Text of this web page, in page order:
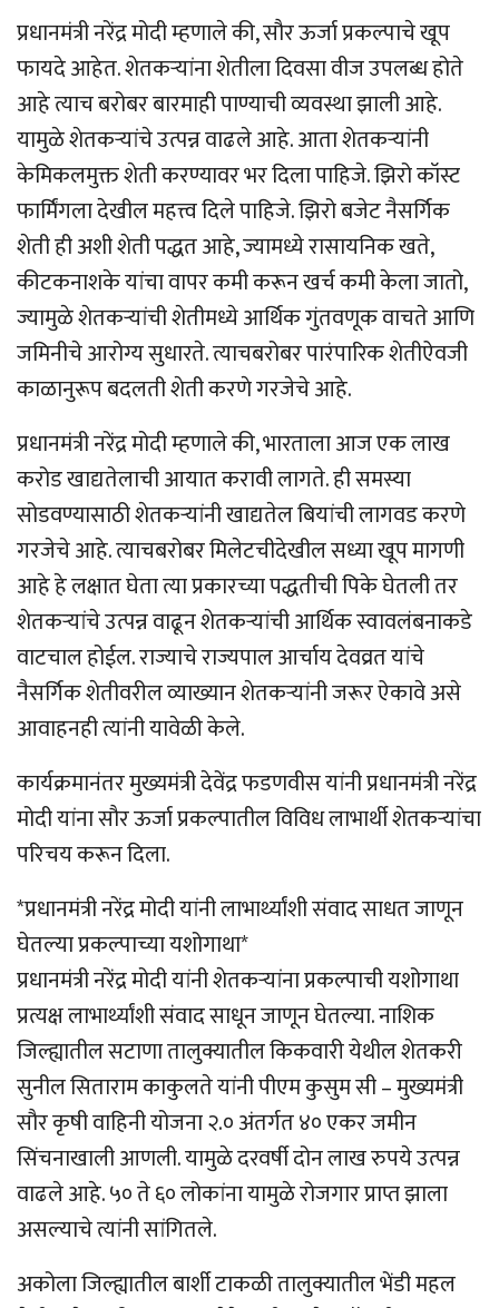
प्रधानमंत्री नरेंद्र मोदी म्हणाले की, सौर ऊर्जा प्रकल्पाचे खूप
फायदे आहेत. शेतकऱ्यांना शेतीला दिवसा वीज उपलब्ध होते
आहे त्याच बरोबर बारमाही पाण्याची व्यवस्था झाली आहे.
यामुळे शेतकऱ्यांचे उत्पन्न वाढले आहे. आता शेतकऱ्यांनी
केमिकलमुक्त शेती करण्यावर भर दिला पाहिजे. झिरो कॉस्ट
फार्मिंगला देखील महत्त्व दिले पाहिजे. झिरो बजेट नैसर्गिक
शेती ही अशी शेती पद्धत आहे, ज्यामध्ये रासायनिक खते,
कीटकनाशके यांचा वापर कमी करून खर्च कमी केला जातो,
ज्यामुळे शेतकऱ्यांची शेतीमध्ये आर्थिक गुंतवणूक वाचते आणि
जमिनीचे आरोग्य सुधारते. त्याचबरोबर पारंपारिक शेतीऐवजी
काळानुरूप बदलती शेती करणे गरजेचे आहे.
प्रधानमंत्री नरेंद्र मोदी म्हणाले की, भारताला आज एक लाख
करोड खाद्यतेलाची आयात करावी लागते. ही समस्या
सोडवण्यासाठी शेतकऱ्यांनी खाद्यतेल बियांची लागवड करणे
गरजेचे आहे. त्याचबरोबर मिलेटचीदेखील सध्या खूप मागणी
आहे हे लक्षात घेता त्या प्रकारच्या पद्धतीची पिके घेतली तर
शेतकऱ्यांचे उत्पन्न वाढून शेतकऱ्यांची आर्थिक स्वावलंबनाकडे
वाटचाल होईल. राज्याचे राज्यपाल आर्चाय देवव्रत यांचे
नैसर्गिक शेतीवरील व्याख्यान शेतकऱ्यांनी जरूर ऐकावे असे
आवाहनही त्यांनी यावेळी केले.
कार्यक्रमानंतर मुख्यमंत्री देवेंद्र फडणवीस यांनी प्रधानमंत्री नरेंद्र
मोदी यांना सौर ऊर्जा प्रकल्पातील विविध लाभार्थी शेतकऱ्यांचा
परिचय करून दिला.
*प्रधानमंत्री नरेंद्र मोदी यांनी लाभार्थ्यांशी संवाद साधत जाणून
घेतल्या प्रकल्पाच्या यशोगाथा*
प्रधानमंत्री नरेंद्र मोदी यांनी शेतकऱ्यांना प्रकल्पाची यशोगाथा
प्रत्यक्ष लाभार्थ्यांशी संवाद साधून जाणून घेतल्या. नाशिक
जिल्ह्यातील सटाणा तालुक्यातील किकवारी येथील शेतकरी
सुनील सिताराम काकुलते यांनी पीएम कुसुम सी – मुख्यमंत्री
सौर कृषी वाहिनी योजना २.० अंतर्गत ४० एकर जमीन
सिंचनाखाली आणली. यामुळे दरवर्षी दोन लाख रुपये उत्पन्न
वाढले आहे. ५० ते ६० लोकांना यामुळे रोजगार प्राप्त झाला
असल्याचे त्यांनी सांगितले.
अकोला जिल्ह्यातील बार्शी टाकळी तालुक्यातील भेंडी महल